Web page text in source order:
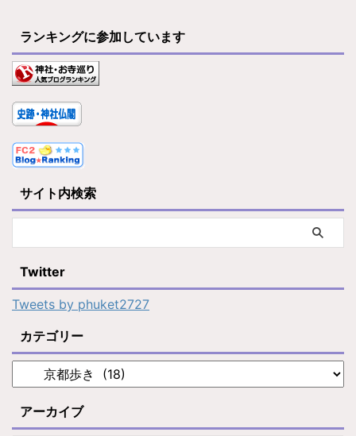
ランキングに参加しています
サイト内検索
Twitter
Tweets by phuket2727
カテゴリー
アーカイブ